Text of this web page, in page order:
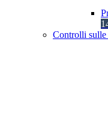
Controlli sulle